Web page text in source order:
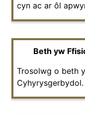
cyn ac ar ôl
Beth yw
Trosolwg o beth
Cyhyrysgerbydol.